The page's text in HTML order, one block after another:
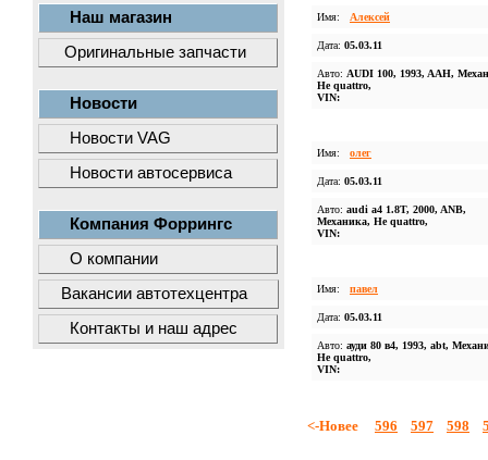
Наш магазин
Оригинальные запчасти
Новости
Новости VAG
Новости автосервиса
Компания Форрингс
О компании
Вакансии автотехцентра
Контакты и наш адрес
Имя: Алексей
Дата: 05.03.11
Авто: AUDI 100, 1993, AAH,
Не quattro,
VIN:
Имя: олег
Дата: 05.03.11
Авто: audi a4 1.8T, 2000, ANB,
Механика, Не quattro,
VIN:
Имя: павел
Дата: 05.03.11
Авто: ауди 80 в4, 1993, abt,
Не quattro,
VIN:
<-Новее 596 597 598